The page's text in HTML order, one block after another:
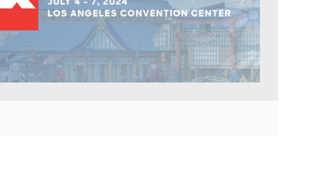
TVU Partyline 云互联
TVU Command Center 集中
管控系统
TVU Search 智媒体云